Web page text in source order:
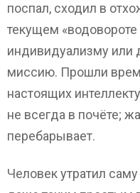
поспал, сходил в
текущем
индивидуализму или
миссию. Прошли
настоящих
не всегда в почёте;
перебарывает.
Человек утратил